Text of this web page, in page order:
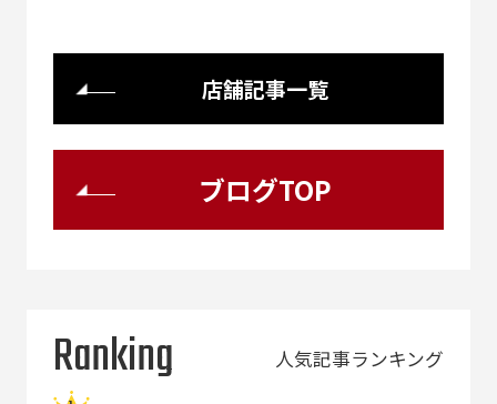
店舗記事一覧
ブログTOP
Ranking 人気記事ランキング